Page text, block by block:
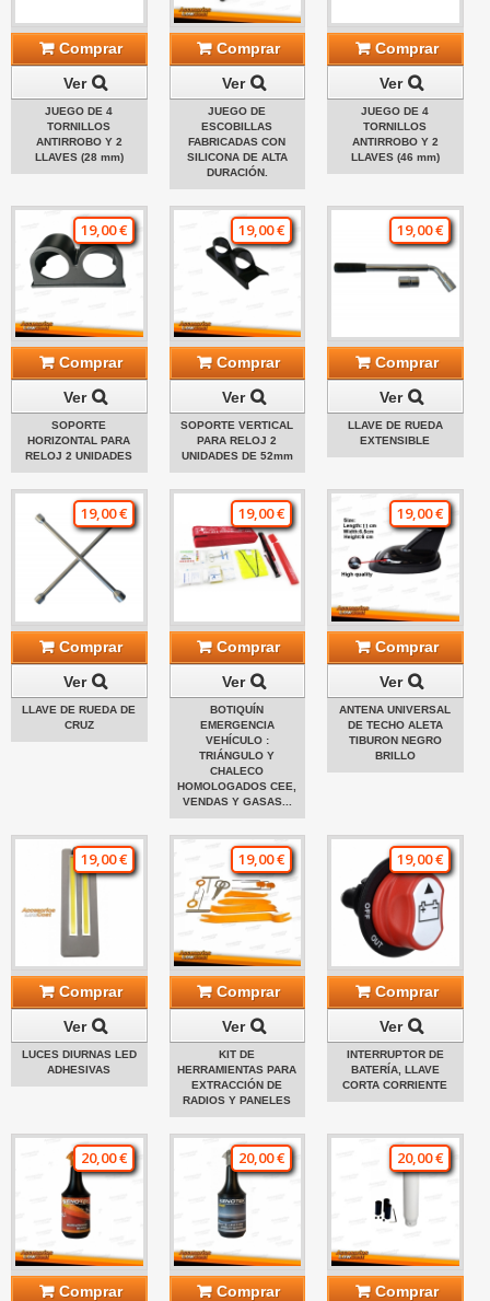
Comprar
Ver
JUEGO DE 4
TORNILLOS
ANTIRROBO Y 2
LLAVES (28 mm)
Comprar
Ver
JUEGO DE
ESCOBILLAS
FABRICADAS CON
SILICONA DE ALTA
DURACIÓN.
Comprar
Ver
JUEGO DE 4
TORNILLOS
ANTIRROBO Y 2
LLAVES (46 mm)
19,00 €
Comprar
Ver
SOPORTE
HORIZONTAL PARA
RELOJ 2 UNIDADES
19,00 €
Comprar
Ver
SOPORTE VERTICAL
PARA RELOJ 2
UNIDADES DE 52mm
19,00 €
Comprar
Ver
LLAVE DE RUEDA
EXTENSIBLE
19,00 €
Comprar
Ver
LLAVE DE RUEDA DE
CRUZ
19,00 €
Comprar
Ver
BOTIQUÍN
EMERGENCIA
VEHÍCULO :
TRIÁNGULO Y
CHALECO
HOMOLOGADOS CEE,
VENDAS Y GASAS...
19,00 €
Comprar
Ver
ANTENA UNIVERSAL
DE TECHO ALETA
TIBURON NEGRO
BRILLO
19,00 €
Comprar
Ver
LUCES DIURNAS LED
ADHESIVAS
19,00 €
Comprar
Ver
KIT DE
HERRAMIENTAS PARA
EXTRACCIÓN DE
RADIOS Y PANELES
19,00 €
Comprar
Ver
INTERRUPTOR DE
BATERÍA, LLAVE
CORTA CORRIENTE
20,00 €
Comprar
20,00 €
Comprar
20,00 €
Comprar